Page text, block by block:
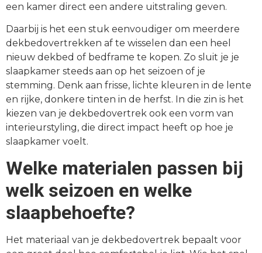
een kamer direct een andere uitstraling geven.
Daarbij is het een stuk eenvoudiger om meerdere
dekbedovertrekken af te wisselen dan een heel
nieuw dekbed of bedframe te kopen. Zo sluit je je
slaapkamer steeds aan op het seizoen of je
stemming. Denk aan frisse, lichte kleuren in de lente
en rijke, donkere tinten in de herfst. In die zin is het
kiezen van je dekbedovertrek ook een vorm van
interieurstyling, die direct impact heeft op hoe je
slaapkamer voelt.
Welke materialen passen bij
welk seizoen en welke
slaapbehoefte?
Het materiaal van je dekbedovertrek bepaalt voor